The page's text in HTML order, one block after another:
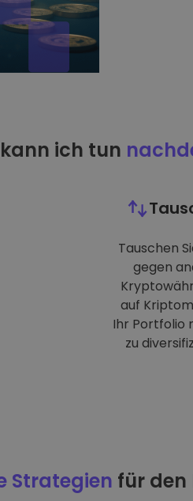
ich tun
Tauschen
gegen
auf
Ihr Portfolio
zu
Strategien für